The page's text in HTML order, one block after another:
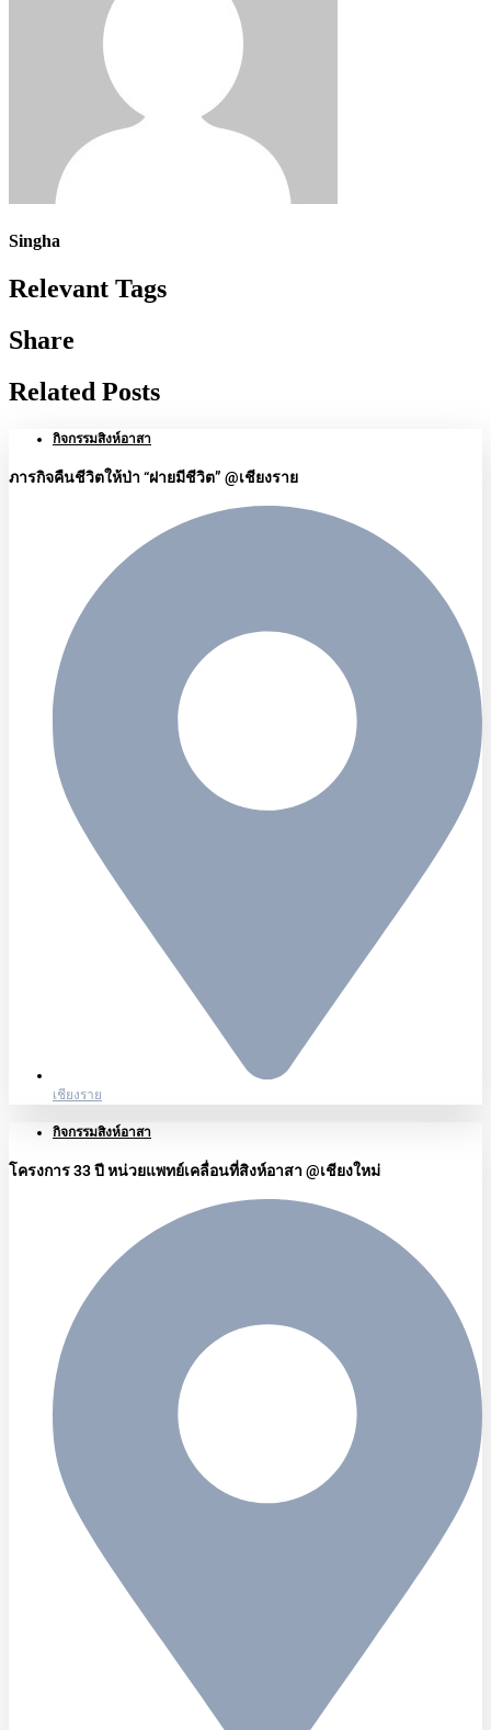
Singha
Relevant Tags
Share
Related Posts
กิจกรรมสิงห์อาสา
ภารกิจคืนชีวิตให้ป่า “ฝายมีชีวิต” @เชียงราย
เชียงราย
กิจกรรมสิงห์อาสา
โครงการ 33 ปี หน่วยแพทย์เคลื่อนที่สิงห์อาสา @เชียงใหม่